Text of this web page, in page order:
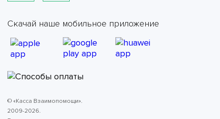
Скачай наше мобильное приложение
© «Касса Взаимопомощи».
2009-2026.